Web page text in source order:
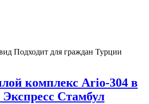
Подходит для граждан Турции
комплекс Ario-304 в
Стамбул